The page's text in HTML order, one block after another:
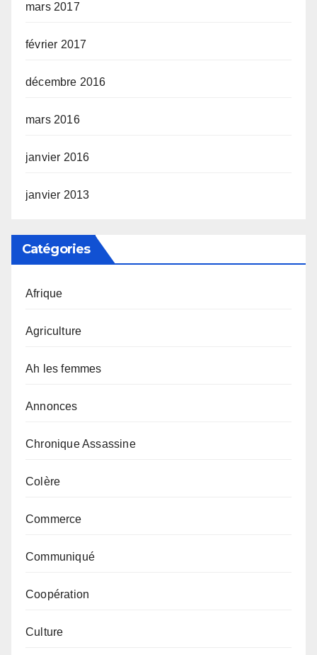
mars 2017
février 2017
décembre 2016
mars 2016
janvier 2016
janvier 2013
Catégories
Afrique
Agriculture
Ah les femmes
Annonces
Chronique Assassine
Colère
Commerce
Communiqué
Coopération
Culture